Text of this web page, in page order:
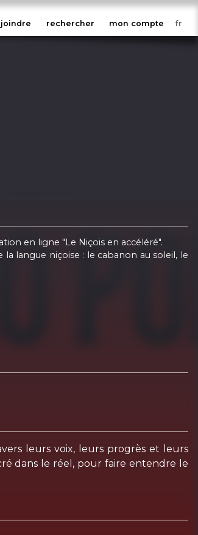
rechercher mon compte
en ligne "Le Niçois en accéléré".
langue niçoise : le cabanon au soleil, le
leurs voix, leurs progrès et leurs
dans le réel, pour faire entendre le